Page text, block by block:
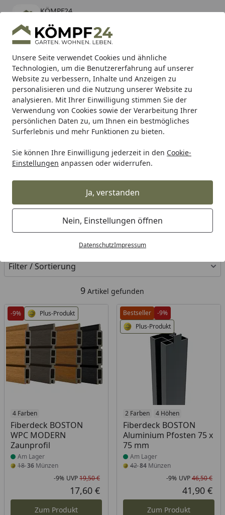
Unsere Seite verwendet Cookies und ähnliche
Technologien, um die Benutzererfahrung auf unserer
Website zu verbessern, Inhalte und Anzeigen zu
personalisieren und die Nutzung unserer Website zu
analysieren. Mit Ihrer Einwilligung stimmen Sie der
Verwendung von Cookies sowie der Verarbeitung Ihrer
persönlichen Daten zu, um Ihnen ein bestmögliches
Surferlebnis und mehr Funktionen zu bieten.
Sie können Ihre Einwilligung jederzeit in den Cookie-
Einstellungen anpassen oder widerrufen.
Ja, verstanden
Nein, Einstellungen öffnen
DatenschutzImpressum
KÖMPF24
kostenlos - Im App Store
Hotline
Alle Produkte
Mein Konto
Suchen
Karibu Pools inkl. gratis Sandfilteranlage & Pool-
Starterset (Gesamtwert bis 468,99€)
Startseite
Fiberdeck WPC Zäune Fiberdeck WPC BOSTON CLARITY
Zubehör für Fiberdeck WPC BOSTON
CLARITY
Ihre Artikelübersicht
Filter / Sortierung
9 Artikel gefunden
-9% Plus-Produkt
4 Farben
Fiberdeck BOSTON
WPC MODERN
Zaunprofil
Produkt am Lager
Am Lager
1836 Münzen
Rabatt in Prozent
-9%
Ursprünglicher Preis
UVP19,50 €
Aktueller Preis
17,60 €
Zum Produkt
Bestseller
-9%
Plus-Produkt
2 Farben 4 Höhen
Fiberdeck BOSTON
Aluminium Pfosten 75 x
75 mm
Produkt am Lager
Am Lager
4284Münzen
-9% UVP46,50 €
41,90 €
Zum Produkt